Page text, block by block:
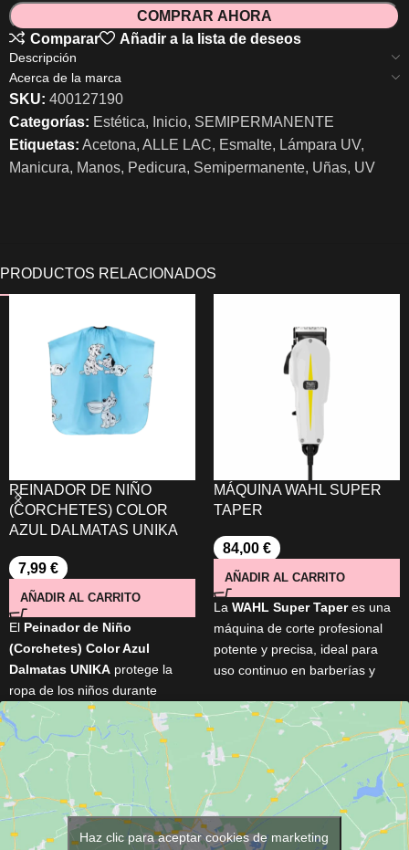
COMPRAR AHORA
Comparar
Añadir a la lista de deseos
Descripción
Acerca de la marca
SKU: 400127190
Categorías: Estética, Inicio, SEMIPERMANENTE
Etiquetas: Acetona, ALLE LAC, Esmalte, Lámpara UV,
Manicura, Manos, Pedicura, Semipermanente, Uñas, UV
PEINADOR DE NIÑO
(CORCHETES) COLOR
AZUL DALMATAS UNIKA
7,99 €
AÑADIR AL CARRITO
El Peinador de Niño
(Corchetes) Color Azul
Dalmatas UNIKA protege la
ropa de los niños durante
cortes de pelo y otros servicios
de peluquería. Fabricado con
material resistente,
incorpora un práctico cierre de
corchetes para un ajuste
cómodo y seguro. Su divertido
diseño de dálmatas sobre
MÁQUINA WAHL SUPER
TAPER
84,00 €
AÑADIR AL CARRITO
La WAHL Super Taperes una
máquina de corte profesional
potente y precisa, ideal para
uso continuo en barberías y
V5000 de alto rendimiento
cuchillas cromadas ajustables,
ofrece un corte uniforme y
duradero. Incluye 4 peines guía
y accesorios esenciales.
Haz clic para aceptar cookies de marketing